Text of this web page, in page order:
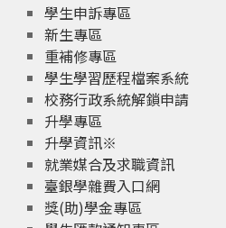
學生申訴專區
新生專區
重補修專區
學生學習歷程檔案系統
校務行政系統解鎖申請
升學專區
升學資訊※
就業媒合及求職資訊
臺銀學雜費入口網
獎(助)學金專區